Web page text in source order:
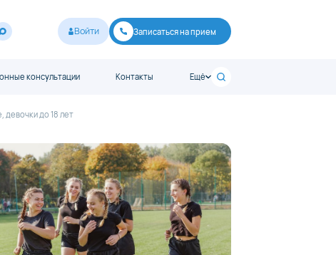
Войти Записаться на прием
консультации Контакты Ещё
до 18 лет